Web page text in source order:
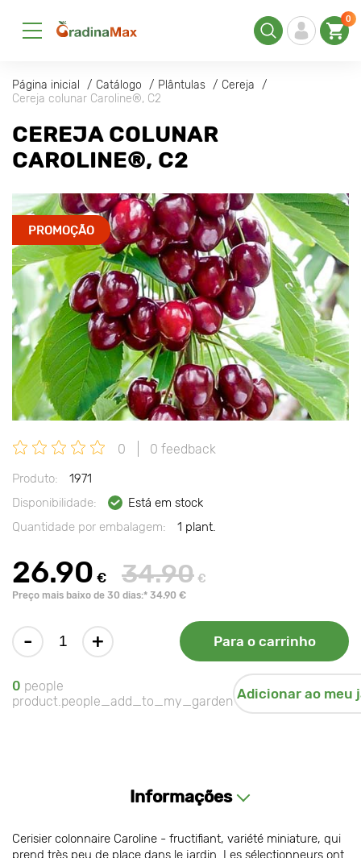
0
Página inicial Catálogo Plântulas
Cereja
Cereja colunar Caroline®, C2
CEREJA COLUNAR
CAROLINE®, C2
PROMOÇÃO
0 0 feedback
Produto:
1971
Disponibilidade:
Está em stock
Quantidade por embalagem:
1 plant.
26.90 € 34.90 €
Preço mais baixo de 30 dias:* 34.90 €
- + Para o carrinho
0 people
product.people_add_to_my_garden Adicionar ao meu
Informações
Cerisier colonnaire Caroline - fructifiant, variété miniature, qui
prend très peu de place dans le jardin. Les sélectionneurs ont